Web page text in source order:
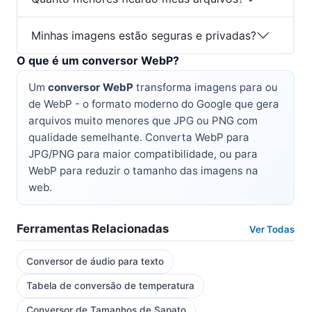
Minhas imagens estão seguras e privadas?
O que é um conversor WebP?
Um conversor WebP transforma imagens para ou
de WebP - o formato moderno do Google que gera
arquivos muito menores que JPG ou PNG com
qualidade semelhante. Converta WebP para
JPG/PNG para maior compatibilidade, ou para
WebP para reduzir o tamanho das imagens na
web.
Ferramentas Relacionadas Ver Todas
Conversor de áudio para texto
Tabela de conversão de temperatura